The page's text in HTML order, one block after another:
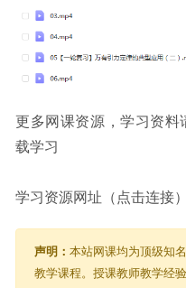
更多网课资源，学习资料
载学习
学习资源网址（点击连接）
声明： 本站网课均为顶级知
教学课程。授课教师教学经